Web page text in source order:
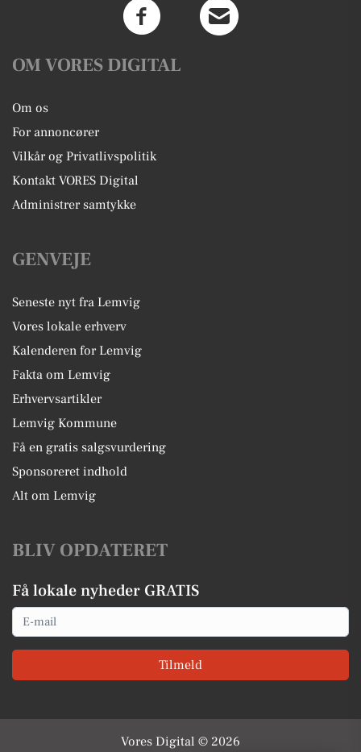
OM VORES DIGITAL
Om os
For annoncører
Vilkår og Privatlivspolitik
Kontakt VORES Digital
Administrer samtykke
GENVEJE
Seneste nyt fra Lemvig
Vores lokale erhverv
Kalenderen for Lemvig
Fakta om Lemvig
Erhvervsartikler
Lemvig Kommune
Få en gratis salgsvurdering
Sponsoreret indhold
Alt om Lemvig
BLIV OPDATERET
Få lokale nyheder GRATIS
Email
Tilmeld
Vores Digital © 2026